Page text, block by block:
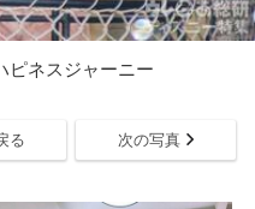
ピネスジャーニー
る 次の写真